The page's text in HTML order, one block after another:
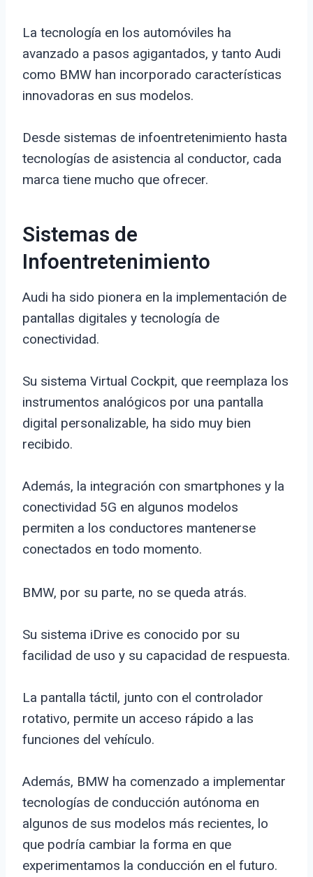
La tecnología en los automóviles ha
avanzado a pasos agigantados, y tanto Audi
como BMW han incorporado características
innovadoras en sus modelos.
Desde sistemas de infoentretenimiento hasta
tecnologías de asistencia al conductor, cada
marca tiene mucho que ofrecer.
Sistemas de
Infoentretenimiento
Audi ha sido pionera en la implementación de
pantallas digitales y tecnología de
conectividad.
Su sistema Virtual Cockpit, que reemplaza los
instrumentos analógicos por una pantalla
digital personalizable, ha sido muy bien
recibido.
Además, la integración con smartphones y la
conectividad 5G en algunos modelos
permiten a los conductores mantenerse
conectados en todo momento.
BMW, por su parte, no se queda atrás.
Su sistema iDrive es conocido por su
facilidad de uso y su capacidad de respuesta.
La pantalla táctil, junto con el controlador
rotativo, permite un acceso rápido a las
funciones del vehículo.
Además, BMW ha comenzado a implementar
tecnologías de conducción autónoma en
algunos de sus modelos más recientes, lo
que podría cambiar la forma en que
experimentamos la conducción en el futuro.